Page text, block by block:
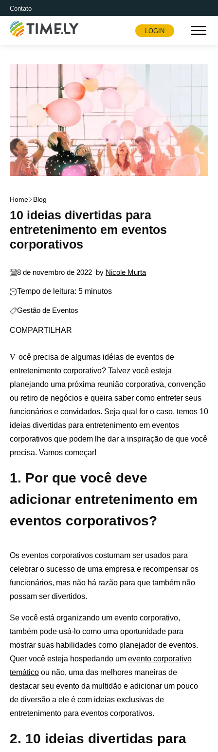
Contato
Timely
LOGIN
Home Blog
10 ideias divertidas para
entretenimento em eventos
corporativos
8 de novembro de 2022 by Nicole Murta
Tempo de leitura: 5 minutos
Gestão de Eventos
COMPARTILHAR
Você precisa de algumas idéias de eventos de
entretenimento corporativo? Talvez você esteja
planejando uma próxima reunião corporativa, convenção
ou retiro de negócios e queira saber como entreter seus
funcionários e convidados. Seja qual for o caso, temos 10
ideias divertidas para entretenimento em eventos
corporativos que podem lhe dar a inspiração de que você
precisa. Vamos começar!
1. Por que você deve
adicionar entretenimento em
eventos corporativos?
Os eventos corporativos costumam ser usados ​​para
celebrar o sucesso de uma empresa e recompensar os
funcionários, mas não há razão para que também não
possam ser divertidos.
Se você está organizando um evento corporativo,
também pode usá-lo como uma oportunidade para
mostrar suas habilidades como planejador de eventos.
Quer você esteja hospedando um evento corporativo
temático ou não, uma das melhores maneiras de
destacar seu evento da multidão e adicionar um pouco
de diversão a ele é com ideias exclusivas de
entretenimento para eventos corporativos.
2. 10 ideias divertidas para